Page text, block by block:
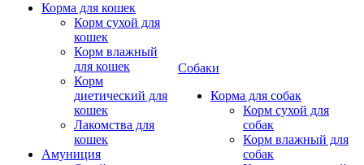
Корма для кошек
Корм сухой для
кошек
Корм влажный
для кошек
Корм
диетический для
кошек
Лакомства для
кошек
Амуниция
Собаки
Корма для собак
Корм сухой для
собак
Корм влажный для
собак